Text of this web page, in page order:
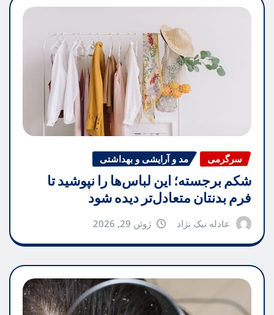
سرگرمی مد و آرایشی و بهداشتی
شکم برجسته؛ این لباس‌ها را نپوشید تا
فرم بدنتان متعادل‌تر دیده شود
عادله نیک نژاد ژوئن 29, 2026